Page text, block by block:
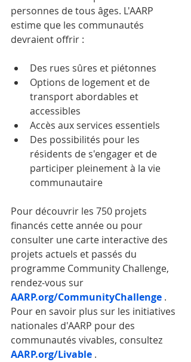
personnes de tous âges. L'AARP
estime que les communautés
devraient offrir :
Des rues sûres et piétonnes
Options de logement et de
transport abordables et
accessibles
Accès aux services essentiels
Des possibilités pour les
résidents de s'engager et de
participer pleinement à la vie
communautaire
Pour découvrir les 750 projets
financés cette année ou pour
consulter une carte interactive des
projets actuels et passés du
programme Community Challenge,
rendez-vous sur
AARP.org/CommunityChallenge .
Pour en savoir plus sur les initiatives
nationales d'AARP pour des
communautés vivables, consultez
AARP.org/Livable .